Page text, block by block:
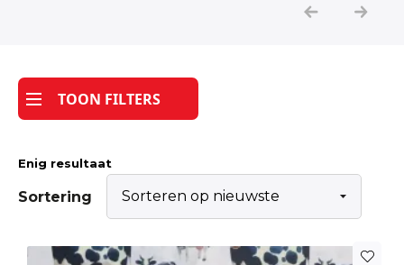
Tijdpakker stof
TOON FILTERS
Enig resultaat
Sortering